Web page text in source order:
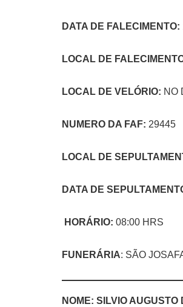
DATA DE FALECIMENTO:
LOCAL DE
LOCAL DE VELÓRIO: NO
NUMERO DA FAF: 29445
LOCAL DE
DATA DE
HORÁRIO: 08:00 HRS
FUNERÁRIA: SÃO
NOME: SILVIO AUGUSTO